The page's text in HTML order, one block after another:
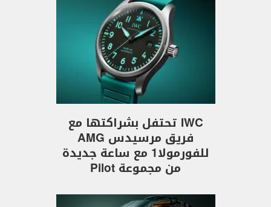
IWC تحتفل بشراكتها مع
فريق مرسيدس AMG
للفورمولا1 مع ساعة جديدة
من مجموعة Pilot